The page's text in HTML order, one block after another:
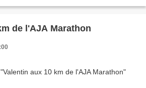
de l'AJA Marathon